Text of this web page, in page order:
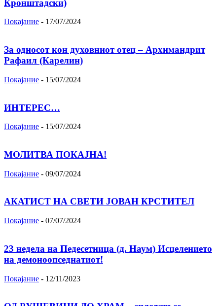
Кронштадски)
Покајание - 17/07/2024
За односот кон духовниот отец – Архимандрит
Рафаил (Карелин)
Покајание - 15/07/2024
ИНТЕРЕС…
Покајание - 15/07/2024
МОЛИТВА ПОКАЈНА!
Покајание - 09/07/2024
АКАТИСТ НА СВЕТИ ЈОВАН КРСТИТЕЛ
Покајание - 07/07/2024
23 недела на Педесетница (д. Наум) Исцелението
на демоноопседнатиот!
Покајание - 12/11/2023